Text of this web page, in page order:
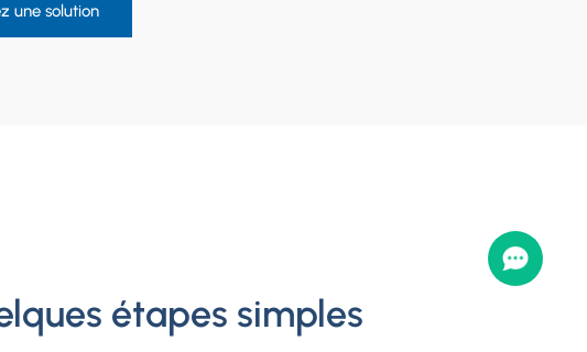
une solution
étapes simples